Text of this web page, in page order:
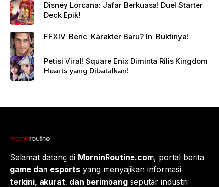
Disney Lorcana: Jafar Berkuasa! Duel Starter
Deck Epik!
FFXIV: Benci Karakter Baru? Ini Buktinya!
Petisi Viral! Square Enix Diminta Rilis Kingdom
Hearts yang Dibatalkan!
Selamat datang di MorninRoutine.com, portal berita
game dan esports yang menyajikan informasi
terkini, akurat, dan berimbang seputar industri